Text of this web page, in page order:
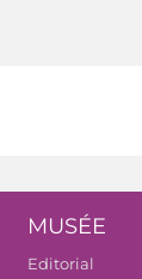
MUSÉE
Editorial